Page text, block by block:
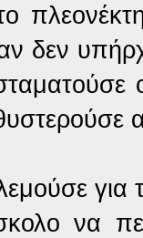
δεν
για
να